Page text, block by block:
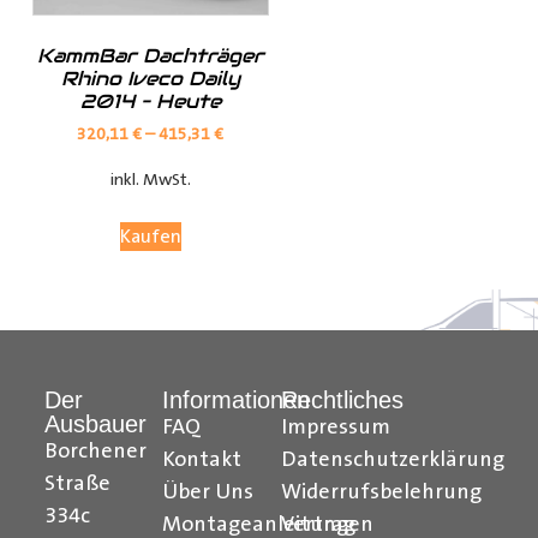
KammBar Dachträger
Rhino Iveco Daily
2014 – Heute
320,11€–415,31€
inkl. MwSt.
Kaufen
Der
Ausbauer
Borchener
Straße
334c
Informationen
FAQ
Kontakt
Über Uns
Montageanleitungen
Rechtliches
Impressum
Datenschutzerklärung
Widerrufsbelehrung
Vertrag